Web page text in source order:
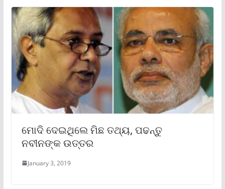
ମୋଦି ଦେଇଥିଲେ ମିଛ ତଥ୍ୟ, ପଢନ୍ତୁ
ନବୀନଙ୍କ ଉତ୍ତର
January 3, 2019